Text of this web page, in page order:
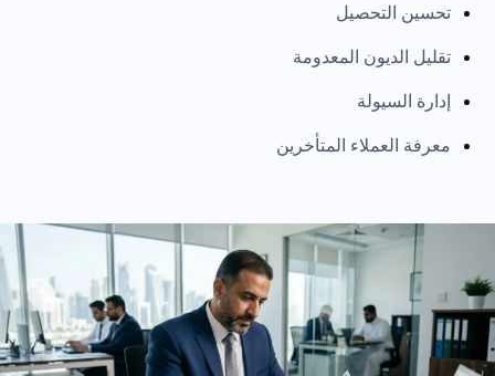
تحسين التحصيل
تقليل الديون المعدومة
إدارة السيولة
معرفة العملاء المتأخرين